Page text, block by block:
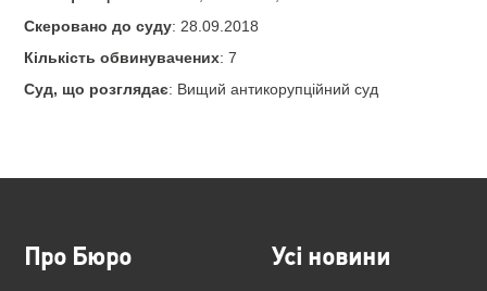
Скеровано до суду: 28.09.2018
Кількість обвинувачених: 7
Суд, що розглядає: Вищий антикорупційний суд
Про Бюро Усі новини